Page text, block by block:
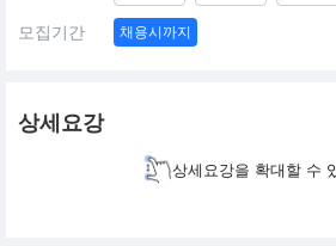
모집기간 채용시까지
상세요강
상세요강을 확대할 수